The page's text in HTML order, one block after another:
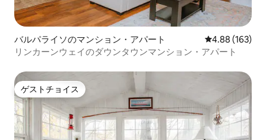
バルパライソのマンション・アパート レビュー163
4.88 (163)
リンカーンウェイのダウンタウンマンション・アパート
ゲストチョイス
ゲストチョイス